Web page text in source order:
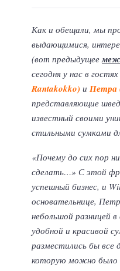
Как и обещали, мы
выдающимися,
(вот предыдущее
сегодня у нас в гостях
Rantakokko) и Петра
представляющие
известный своими
стильными сумками
«Почему до сих пор
сделать…» С этой
успешный бизнес, и
основательнице,
небольшой разницей
удобной и красивой
разместились бы все
которую можно было